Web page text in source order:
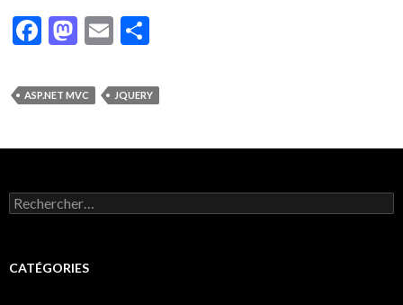
F
e
b
o
k
M
to
d
o
E
ai
l
ta
g
er
ASP.NET MVC JQUERY
R
e
e
CATÉGORIES